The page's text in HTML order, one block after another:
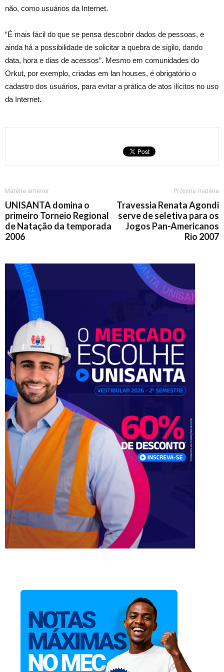
não, como usuários da Internet.
“É mais fácil do que se pensa descobrir dados de pessoas, e
ainda há a possibilidade de solicitar a quebra de sigilo, dando
data, hora e dias de acessos”. Mesmo em comunidades do
Orkut, por exemplo, criadas em lan houses, é obrigatório o
cadastro dos usuários, para evitar a prática de atos ilícitos no uso
da Internet.
Matéria anterior
UNISANTA domina o
primeiro Torneio Regional
de Natação da temporada
2006
Próxima matéria
Travessia Renata Agondi
serve de seletiva para os
Jogos Pan-Americanos
Rio 2007